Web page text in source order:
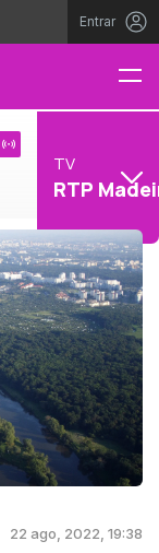
Entrar
TV
RTP
22 ago, 2022, 19:38